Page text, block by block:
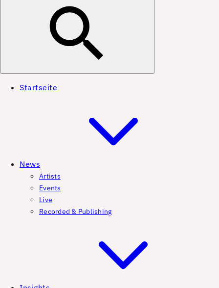
Startseite
News
Artists
Events
Live
Recorded & Publishing